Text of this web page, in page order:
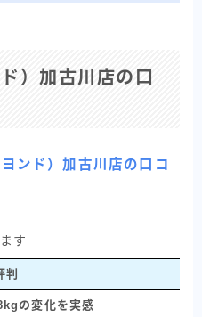
）加古川店の口
ンド）加古川店の口コ
す
判
の変化を実感